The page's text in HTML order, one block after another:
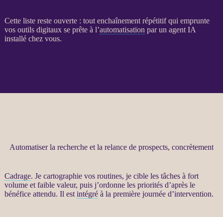
Cette liste reste ouverte : tout enchaînement répétitif qui emprunte
vos outils digitaux se prête à l’automatisation par un agent IA
installé chez vous.
Automatiser la recherche et la relance de prospects, concrètement
Cadrage. Je cartographie vos routines, je cible les tâches à fort
volume et faible valeur, puis j’ordonne les priorités d’après le
bénéfice attendu. Il est intégréà la première journée d’intervention.